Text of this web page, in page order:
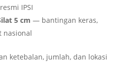
IPSI
5 cm — bantingan keras,
nasional
ketebalan, jumlah, dan lokasi